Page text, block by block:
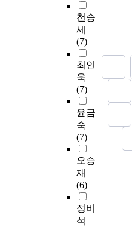
천승
세
(7)
최인
욱
(7)
윤금
숙
(7)
오승
재
(6)
정비
석